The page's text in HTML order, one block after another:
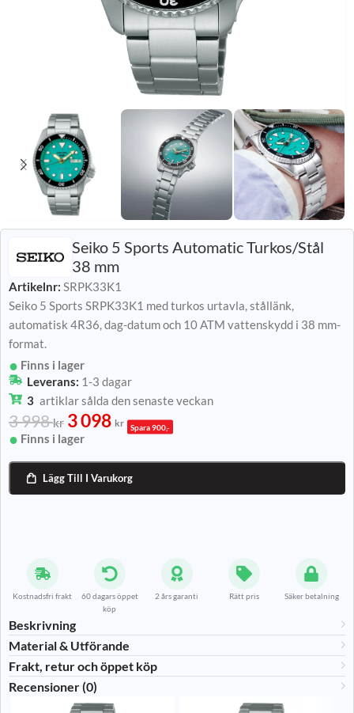
Seiko 5 Sports Automatic Turkos/Stål
38 mm
Artikelnr: SRPK33K1
Seiko 5 Sports SRPK33K1 med turkos urtavla, stållänk,
automatisk 4R36, dag-datum och 10 ATM vattenskydd i 38 mm-
format.
Finns i lager
Leverans: 1-3 dagar
3 artiklar sålda den senaste veckan
3 998kr 3 098 kr Spara 900,-
Finns i lager
 Lägg Till I Varukorg
Kostnadsfri frakt
60 dagars öppet
köp
2 års garanti Rätt pris Säker betalning
Beskrivning
Material & Utförande​
Frakt, retur och öppet köp
Recensioner (0)